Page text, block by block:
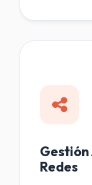
Redes